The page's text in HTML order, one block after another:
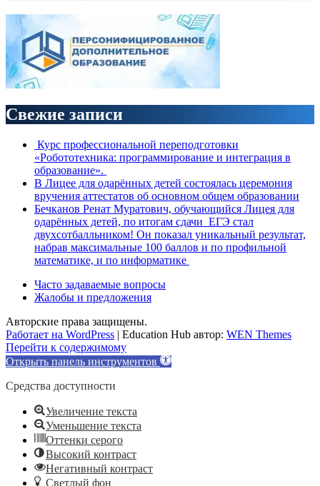
Свежие записи
Курс профессиональной переподготовки
«Робототехника: программирование и интеграция в
образование».
В Лицее для одарённых детей состоялась церемония
вручения аттестатов об основном общем образовании
Бечканов Ренат Муратович, обучающийся Лицея для
одарённых детей, по итогам сдачи ЕГЭ стал
двухсотбалльником! Он показал уникальный результат,
набрав максимальные 100 баллов и по профильной
математике, и по информатике
Часто задаваемые вопросы
Жалобы и предложения
Авторские права защищены.
Работает на WordPress | Education Hub автор: WEN Themes
Перейти к содержимому
Открыть панель инструментов
Средства доступности
Увеличение текста
Уменьшение текста
Оттенки серого
Высокий контраст
Негативный контраст
Светлый фон